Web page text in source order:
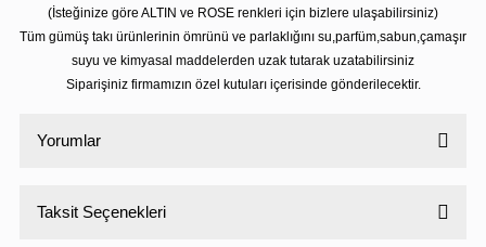
(İsteğinize göre ALTIN ve ROSE renkleri için bizlere ulaşabilirsiniz)
Tüm gümüş takı ürünlerinin ömrünü ve parlaklığını su,parfüm,sabun,çamaşır
suyu ve kimyasal maddelerden uzak tutarak uzatabilirsiniz
Siparişiniz firmamızın özel kutuları içerisinde gönderilecektir.
Yorumlar
Taksit Seçenekleri